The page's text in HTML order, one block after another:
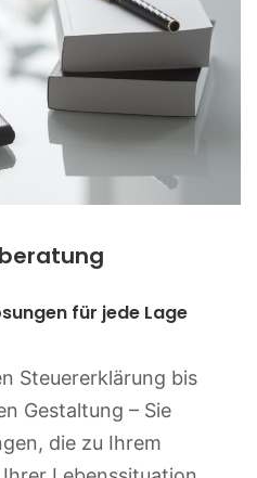
für jede Lage
Steuererklärung bis
Gestaltung – Sie
die zu Ihrem